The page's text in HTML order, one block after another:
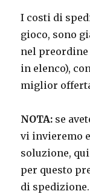
I costi di
gioco, sono
nel
in elenco),
miglior
NOTA: se
vi invieremo
soluzione,
per questo
di